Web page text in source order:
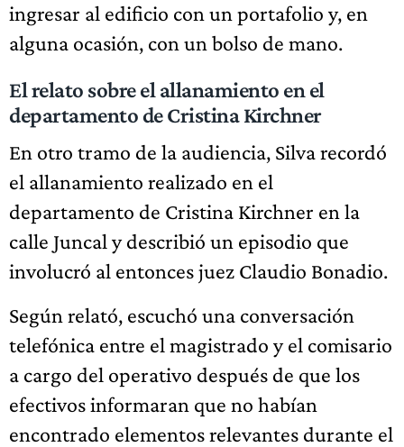
ingresar al edificio con un portafolio y, en
alguna ocasión, con un bolso de mano.
El relato sobre el allanamiento en el
departamento de Cristina Kirchner
En otro tramo de la audiencia, Silva recordó
el allanamiento realizado en el
departamento de Cristina Kirchner en la
calle Juncal y describió un episodio que
involucró al entonces juez Claudio Bonadio.
Según relató, escuchó una conversación
telefónica entre el magistrado y el comisario
a cargo del operativo después de que los
efectivos informaran que no habían
encontrado elementos relevantes durante el